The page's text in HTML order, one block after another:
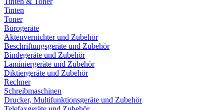
Tinten
Toner
Bürogeräte
Aktenvernichter und Zubehör
Beschriftungsgeräte und Zubehör
Bindegeräte und Zubehör
Laminiergeräte und Zubehör
Diktiergeräte und Zubehör
Rechner
Schreibmaschinen
Drucker, Multifunktionsgeräte und Zubehör